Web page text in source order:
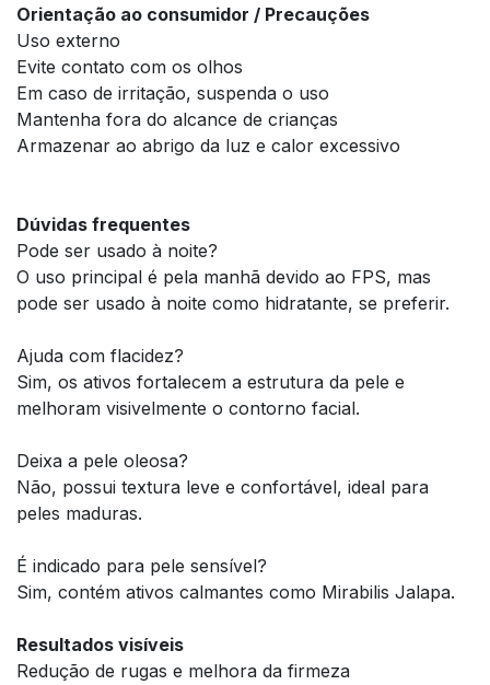
Orientação ao consumidor / Precauções
Uso externo
Evite contato com os olhos
Em caso de irritação, suspenda o uso
Mantenha fora do alcance de crianças
Armazenar ao abrigo da luz e calor excessivo
Dúvidas frequentes
Pode ser usado à noite?
O uso principal é pela manhã devido ao FPS, mas
pode ser usado à noite como hidratante, se preferir.
Ajuda com flacidez?
Sim, os ativos fortalecem a estrutura da pele e
melhoram visivelmente o contorno facial.
Deixa a pele oleosa?
Não, possui textura leve e confortável, ideal para
peles maduras.
É indicado para pele sensível?
Sim, contém ativos calmantes como Mirabilis Jalapa.
Resultados visíveis
Redução de rugas e melhora da firmeza